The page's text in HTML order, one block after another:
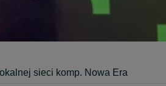
sieci komp. Nowa Era